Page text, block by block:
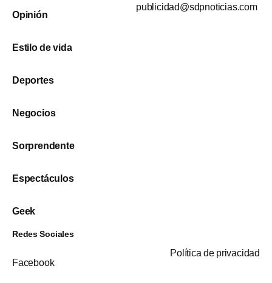
Opinión
Estilo de vida
Deportes
Negocios
Sorprendente
Espectáculos
Geek
publicidad@sdpnoticias.com
Redes Sociales
Facebook
Política de privacidad